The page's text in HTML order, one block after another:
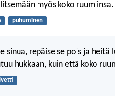
myös koko ruumiinsa.
puhuminen
sinua, repäise se pois ja heitä
hukkaan, kuin että koko